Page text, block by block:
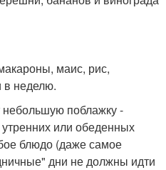
маис, рис,
в неделю.
небольшую поблажку -
или обеденных
блюдо (даже самое
дни не должны идти